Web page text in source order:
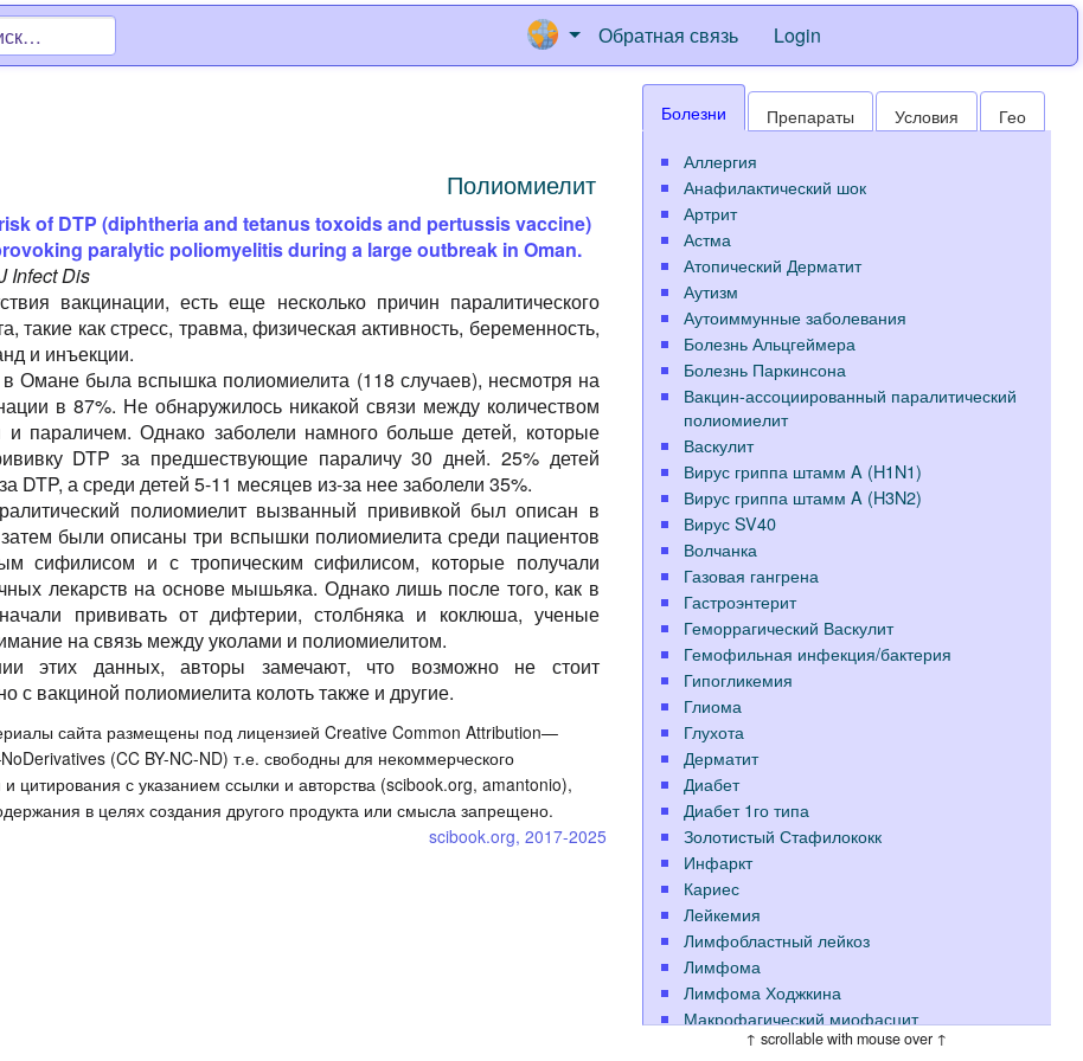
Обратная связь Login
Полиомиелит
of DTP (diphtheria and tetanus toxoids and pertussis vaccine)
paralytic poliomyelitis during a large outbreak in Oman.
Infect Dis
вакцинации, есть еще несколько причин паралитического
такие как стресс, травма, физическая активность, беременность,
и инъекции.
Омане была вспышка полиомиелита (118 случаев), несмотря на
в 87%. Не обнаружилось никакой связи между количеством
и параличем. Однако заболели намного больше детей, которые
DTP за предшествующие параличу 30 дней. 25% детей
DTP, а среди детей 5-11 месяцев из-за нее заболели 35%.
полиомиелит вызванный прививкой был описан в
были описаны три вспышки полиомиелита среди пациентов
сифилисом и с тропическим сифилисом, которые получали
лекарств на основе мышьяка. Однако лишь после того, как в
прививать от дифтерии, столбняка и коклюша, ученые
на связь между уколами и полиомиелитом.
этих данных, авторы замечают, что возможно не стоит
с вакциной полиомиелита колоть также и другие.
сайта размещены под лицензией Creative Common Attribution—
(CC BY-NC-ND) т.е. свободны для некоммерческого
цитирования с указанием ссылки и авторства (scibook.org, amantonio),
в целях создания другого продукта или смысла запрещено.
scibook.org, 2017-2025
Болезни Препараты Условия
Гео
Аллергия
Анафилактический шок
Артрит
Астма
Атопический Дерматит
Аутизм
Аутоиммунные заболевания
Болезнь Альцгеймера
Болезнь Паркинсона
Вакцин-ассоциированный паралитический
полиомиелит
Васкулит
Вирус гриппа штамм A (H1N1)
Вирус гриппа штамм A (H3N2)
Вирус SV40
Волчанка
Газовая гангрена
Гастроэнтерит
Геморрагический Васкулит
Гемофильная инфекция/бактерия
Гипогликемия
Глиома
Глухота
Дерматит
Диабет
Диабет 1го типа
Золотистый Стафилококк
Инфаркт
Кариес
Лейкемия
Лимфобластный лейкоз
Лимфома
Лимфома Ходжкина
Макрофагический миофасцит
Меланома↑ scrollable with mouse over ↑